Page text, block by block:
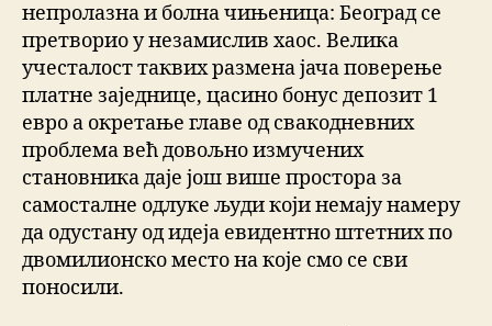
непролазна и болна чињеница: Београд се
претворио у незамислив хаос. Велика
учесталост таквих размена јача поверење
платне заједнице, цасино бонус депозит 1
евро а окретање главе од свакодневних
проблема већ довољно измучених
становника даје још више простора за
самосталне одлуке људи који немају намеру
да одустану од идеја евидентно штетних по
двомилионско место на које смо се сви
поносили.